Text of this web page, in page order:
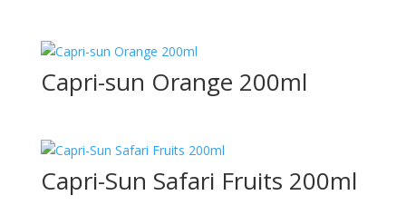
200ml
24cl
250ml
275g
Capri-sun Orange 200ml
Capri-Sun Safari Fruits 200ml